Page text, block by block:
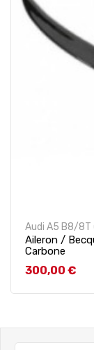
Audi A5 B8/
Aileron /
Carbone
Prix
300,00 €